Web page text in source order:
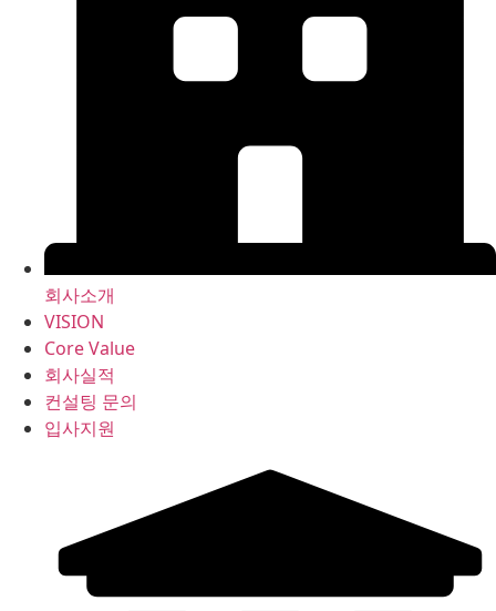
회사소개
VISION
Core Value
회사실적
컨설팅 문의
입사지원